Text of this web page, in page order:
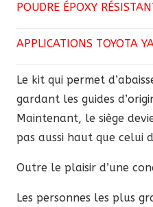
GR
POUDRE ÉPOXY
APPLICATIONS TOYOTA
Le kit qui permet
gardant les guides
Maintenant, le siège
pas aussi haut que celui
Outre le plaisir d’une
Les personnes les plus